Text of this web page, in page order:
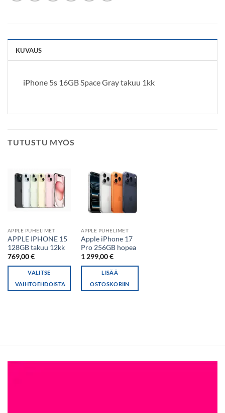
KUVAUS
iPhone 5s 16GB Space Gray takuu 1kk
TUTUSTU MYÖS
APPLE PUHELIMET
APPLE IPHONE 15
128GB takuu 12kk
769,00€
VALITSE
VAIHTOEHDOISTA
APPLE PUHELIMET
Apple iPhone 17
Pro 256GB hopea
1 299,00€
LISÄÄ
OSTOSKORIIN